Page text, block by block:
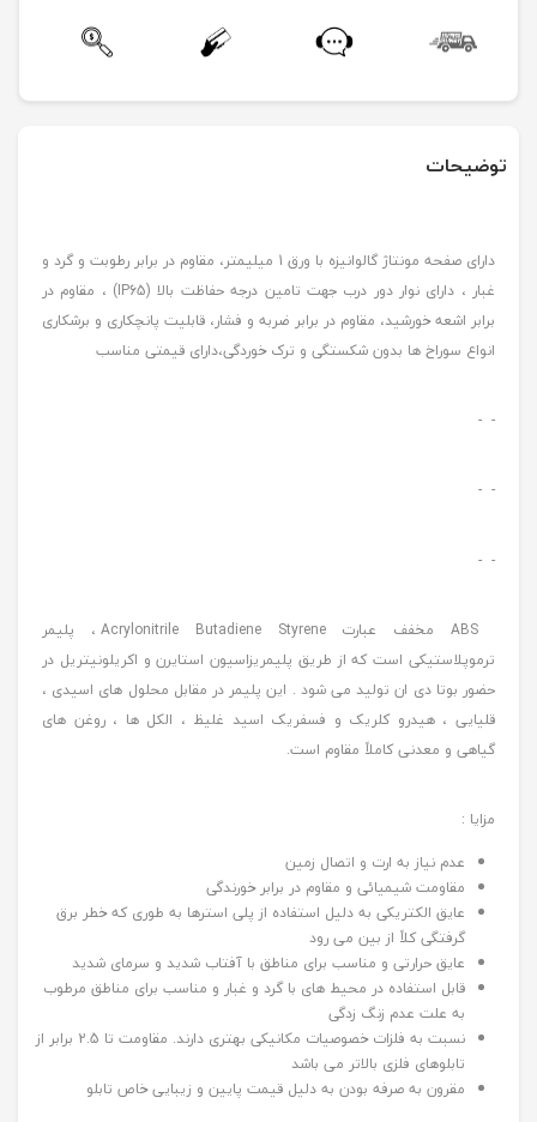
توضیحات
دارای صفحه مونتاژ گالوانیزه با ورق 1 میلیمتر، مقاوم در برابر رطوبت و گرد و
غبار ، دارای نوار دور درب جهت تامین درجه حفاظت بالا (IP65) ، مقاوم در
برابر اشعه خورشید، مقاوم در برابر ضربه و فشار، قابلیت پانچکاری و برشکاری
انواع سوراخ ها بدون شکستگی و ترک خوردگی،دارای قیمتی مناسب
- -
- -
- -
ABS مخفف عبارت Acrylonitrile Butadiene Styrene ، پلیمر
ترموپلاستیکی است که از طریق پلیمریزاسیون استایرن و اکریلونیتریل در
حضور بوتا دی ان تولید می شود . این پلیمر در مقابل محلول های اسیدی ،
قلیایی ، هیدرو کلریک و فسفریک اسید غلیظ ، الکل ها ، روغن های
گیاهی و معدنی کاملاً مقاوم است.
مزایا :
عدم نیاز به ارت و اتصال زمین
مقاومت شیمیائی و مقاوم در برابر خورندگی
عایق الکتریکی به دلیل استفاده از پلی استرها به طوری که خطر برق
گرفتگی کلاً از بین می رود
عایق حرارتی و مناسب برای مناطق با آفتاب شدید و سرمای شدید
قابل استفاده در محیط های با گرد و غبار و مناسب برای مناطق مرطوب
به علت عدم زنگ زدگی
نسبت به فلزات خصوصیات مکانیکی بهتری دارند. مقاومت تا 2.5 برابر از
تابلوهای فلزی بالاتر می باشد
مقرون به صرفه بودن به دلیل قیمت پایین و زیبایی خاص تابلو